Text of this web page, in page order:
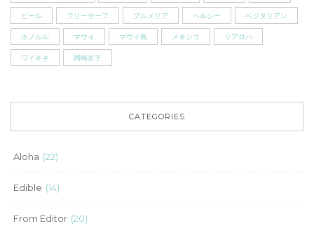
ビール フリーサーフ プルメリア ヘルシー ベジタリアン
ホノルル マウイ マウイ島 メキシコ リアロハ
ワイキキ 岡崎友子
CATEGORIES
Aloha (22)
Edible (14)
From Editor (20)